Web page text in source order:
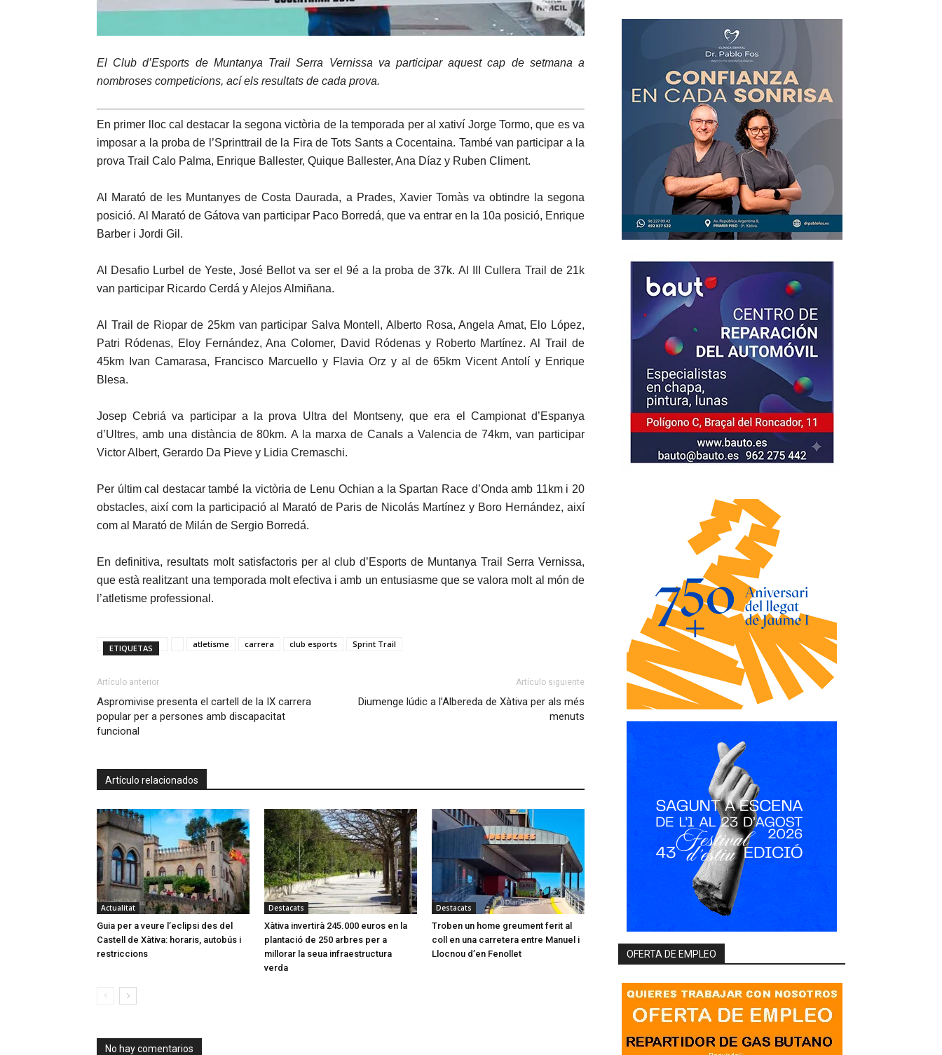
El Club d’Esports de Muntanya Trail Serra Vernissa va participar aquest cap de setmana a
nombroses competicions, ací els resultats de cada prova.
En primer lloc cal destacar la segona victòria de la temporada per al xativí Jorge Tormo, que es va
imposar a la proba de l’Sprinttrail de la Fira de Tots Sants a Cocentaina. També van participar a la
prova Trail Calo Palma, Enrique Ballester, Quique Ballester, Ana Díaz y Ruben Climent.
Al Marató de les Muntanyes de Costa Daurada, a Prades, Xavier Tomàs va obtindre la segona
posició. Al Marató de Gátova van participar Paco Borredá, que va entrar en la 10a posició, Enrique
Barber i Jordi Gil.
Al Desafio Lurbel de Yeste, José Bellot va ser el 9é a la proba de 37k. Al III Cullera Trail de 21k
van participar Ricardo Cerdá y Alejos Almiñana.
Al Trail de Riopar de 25km van participar Salva Montell, Alberto Rosa, Angela Amat, Elo López,
Patri Ródenas, Eloy Fernández, Ana Colomer, David Ródenas y Roberto Martínez. Al Trail de
45km Ivan Camarasa, Francisco Marcuello y Flavia Orz y al de 65km Vicent Antolí y Enrique
Blesa.
Josep Cebriá va participar a la prova Ultra del Montseny, que era el Campionat d’Espanya
d’Ultres, amb una distància de 80km. A la marxa de Canals a Valencia de 74km, van participar
Victor Albert, Gerardo Da Pieve y Lidia Cremaschi.
Per últim cal destacar també la victòria de Lenu Ochian a la Spartan Race d’Onda amb 11km i 20
obstacles, així com la participació al Marató de Paris de Nicolás Martínez y Boro Hernández, així
com al Marató de Milán de Sergio Borredá.
En definitiva, resultats molt satisfactoris per al club d’Esports de Muntanya Trail Serra Vernissa,
que està realitzant una temporada molt efectiva i amb un entusiasme que se valora molt al món de
l’atletisme professional.
ETIQUETAS atletisme carrera club esports Sprint Trail
Artículo anterior
Aspromivise presenta el cartell de la IX carrera
popular per a persones amb discapacitat
funcional
Artículo siguiente
Diumenge lúdic a l’Albereda de Xàtiva per als més
menuts
Artículo relacionados
Actualitat
Guia per a veure l’eclipsi des del
Castell de Xàtiva: horaris, autobús i
restriccions
Destacats
Xàtiva invertirà 245.000 euros en la
plantació de 250 arbres per a
millorar la seua infraestructura
verda
Destacats
Troben un home greument ferit al
coll en una carretera entre Manuel i
Llocnou d’en Fenollet
No hay comentarios
OFERTA DE EMPLEO